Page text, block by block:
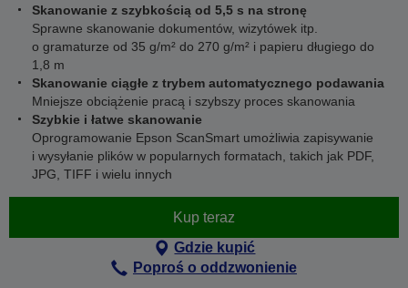
Skanowanie z szybkością od 5,5 s na stronę
Sprawne skanowanie dokumentów, wizytówek itp.
o gramaturze od 35 g/m² do 270 g/m² i papieru długiego do
1,8 m
Skanowanie ciągłe z trybem automatycznego podawania
Mniejsze obciążenie pracą i szybszy proces skanowania
Szybkie i łatwe skanowanie
Oprogramowanie Epson ScanSmart umożliwia zapisywanie
i wysyłanie plików w popularnych formatach, takich jak PDF,
JPG, TIFF i wielu innych
Kup teraz
Gdzie kupić
Poproś o oddzwonienie